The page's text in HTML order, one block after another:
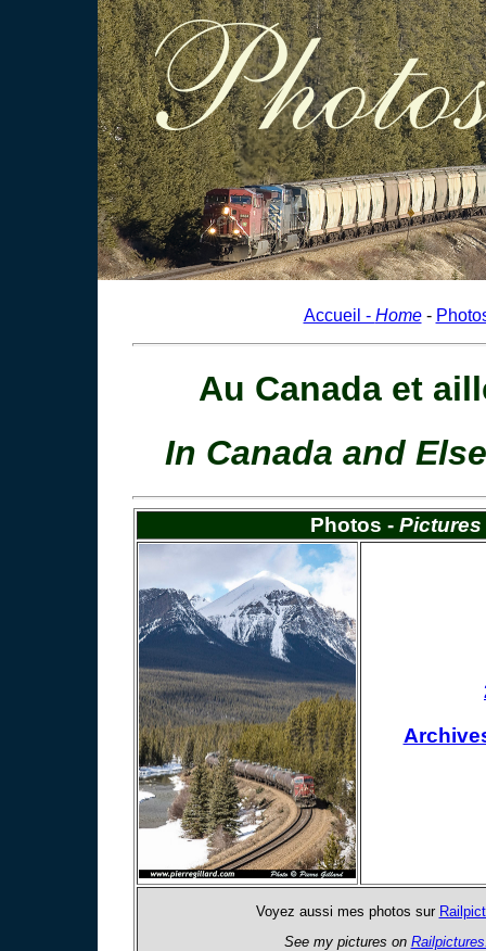
Accueil - Home-
Au Canada et
In Canada and
Photos - Pictures
Voyez aussi mes photos sur
See my pictures on